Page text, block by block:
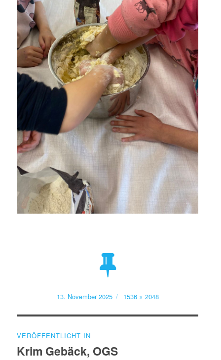
Veröffentlicht
13. November 2025
Volle
1536 × 2048
VERÖFFENTLICHT IN
Krim Gebäck, OGS